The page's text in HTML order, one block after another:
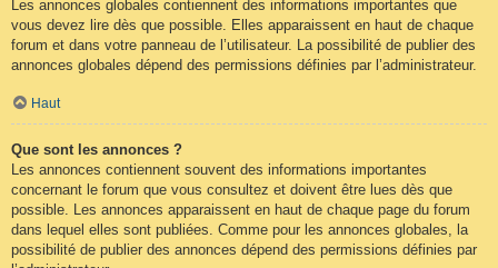
Les annonces globales contiennent des informations importantes que
vous devez lire dès que possible. Elles apparaissent en haut de chaque
forum et dans votre panneau de l’utilisateur. La possibilité de publier des
annonces globales dépend des permissions définies par l’administrateur.
Haut
Que sont les annonces ?
Les annonces contiennent souvent des informations importantes
concernant le forum que vous consultez et doivent être lues dès que
possible. Les annonces apparaissent en haut de chaque page du forum
dans lequel elles sont publiées. Comme pour les annonces globales, la
possibilité de publier des annonces dépend des permissions définies par